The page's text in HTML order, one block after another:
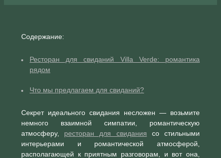
Содержание:
Ресторан для свиданий Villa Verde: романтика
рядом
Что мы предлагаем для свиданий?
Секрет идеального свидания несложен — возьмите
немного взаимной симпатии, романтическую
атмосферу, ресторан для свидания со стильными
интерьерами и романтической атмосферой,
располагающей к приятным разговорам, и вот она,